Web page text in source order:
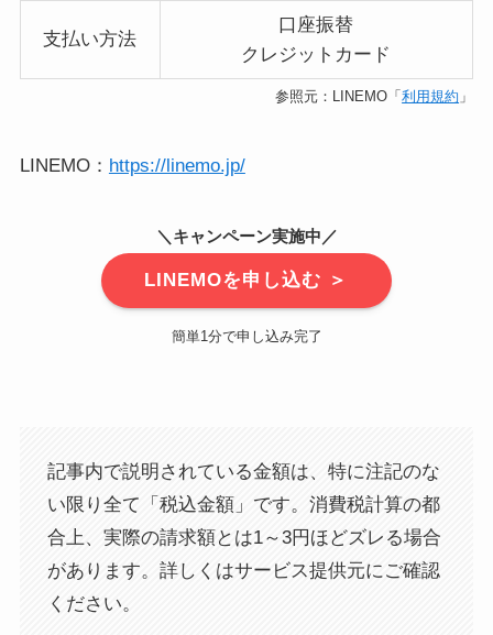
支払い方法
口座振替
クレジットカード
参照元：LINEMO「利用規約 」
LINEMO： https://linemo.jp/
＼キャンペーン実施中／
LINEMOを申し込む ＞
簡単1分で申し込み完了
記事内で説明されている金額は、特に注記のな
い限り全て「税込金額」です。消費税計算の都
合上、実際の請求額とは1～3円ほどズレる場合
があります。詳しくはサービス提供元にご確認
ください。